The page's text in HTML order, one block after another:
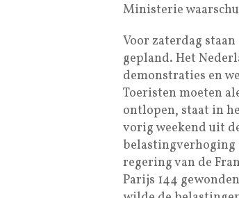
Ministerie
Voor zaterdag
gepland. Het
demonstraties en
Toeristen moeten
ontlopen, staat in
vorig weekend uit
belastingverhoging
regering van de
Parijs 144